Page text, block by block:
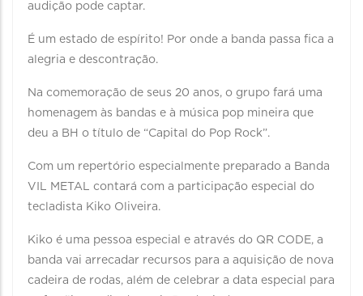
audição pode captar.
É um estado de espírito! Por onde a banda passa fica a
alegria e descontração.
Na comemoração de seus 20 anos, o grupo fará uma
homenagem às bandas e à música pop mineira que
deu a BH o título de “Capital do Pop Rock”.
Com um repertório especialmente preparado a Banda
VIL METAL contará com a participação especial do
tecladista Kiko Oliveira.
Kiko é uma pessoa especial e através do QR CODE, a
banda vai arrecadar recursos para a aquisição de nova
cadeira de rodas, além de celebrar a data especial para